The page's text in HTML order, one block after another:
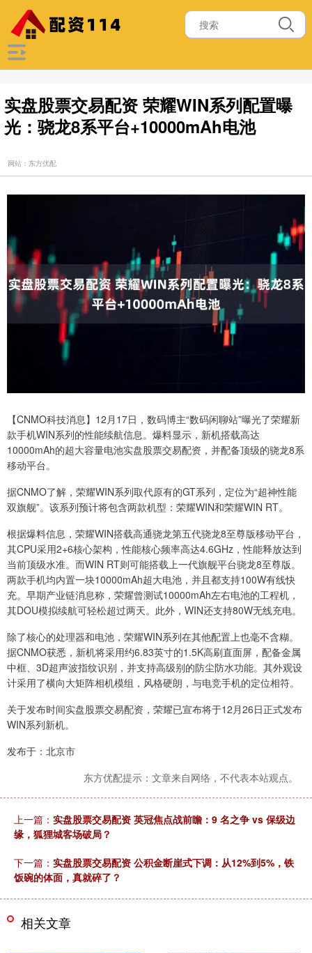
实盘股票交易配资 荣耀WIN系列配置曝
光：骁龙8系平台+10000mAh电池
网站：东方优配
【CNMO科技消息】12月17日，数码博主“数码闲聊站”曝光了荣耀新
款手机WIN系列的性能续航信息。爆料显示，新机搭载高达
10000mAh的超大容量电池实盘股票交易配资，并配备顶级的骁龙8系
移动平台。
据CNMO了解，荣耀WIN系列取代原有的GT系列，定位为“超神性能
双旗舰”。该系列预计将包含两款机型：荣耀WIN和荣耀WIN RT。
根据爆料信息，荣耀WIN搭载高通骁龙第五代骁龙8至尊版移动平台，
其CPU采用2+6核心架构，性能核心频率高达4.6GHz，性能释放达到
当前顶级水准。而WIN RT则可能搭载上一代旗舰平台骁龙8至尊版。
两款手机均内置一块10000mAh超大电池，并且都支持100W有线快
充。早期产业链消息称，荣耀曾测试10000mAh左右电池的工程机，
其DOU模拟续航可轻松超过两天。此外，WIN还支持80W无线充电。
除了核心的处理器和电池，荣耀WIN系列在其他配置上也毫不含糊。
据CNMO获悉，新机将采用约6.83英寸的1.5K高刷直面屏，配备金属
中框、3D超声波指纹识别，并支持高级别的防尘防水功能。其外观设
计采用了横向大矩阵相机模组，风格硬朗，与电竞手机的定位相符。
关于发布时间实盘股票交易配资，荣耀已宣布将于12月26日正式发布
WIN系列新机。
发布于：北京市
东方优配提示：文章来自网络，不代表本站观点。
上一篇： 实盘股票交易配资 英冠焦点战前瞻：9 名之争 vs 保级边
缘，狐狸城客场破局？
下一篇： 实盘股票交易配资 公积金断崖式下调：从12%到5%，铁
饭碗的体面，真就碎了？
相关文章